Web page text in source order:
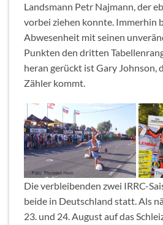
Landsmann Petr Najmann, der
vorbei ziehen konnte. Immerhin
Abwesenheit mit seinen
Punkten den dritten
heran gerückt ist Gary Johnson,
Zähler kommt.
Die verbleibenden zwei IRRC-
beide in Deutschland statt. Als
23. und 24. August auf das